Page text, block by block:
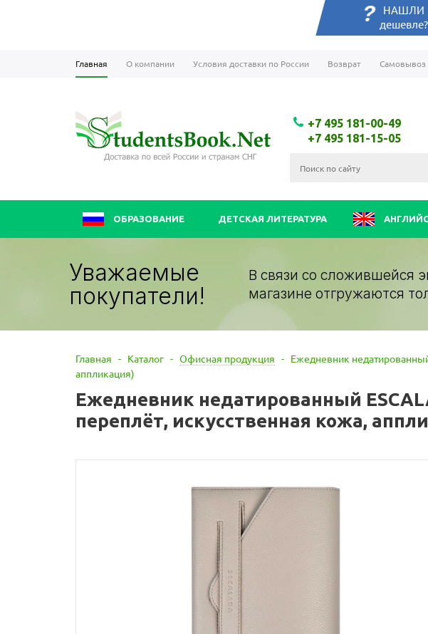
НАШЛИ
дешевле?
Главная О компании Условия доставки по России Возврат Самовывоз
+7 495 181-00-49
+7 495 181-15-05
ОБРАЗОВАНИЕ ДЕТСКАЯ ЛИТЕРАТУРА
Уважаемые
покупатели!
В связи со сложившейся
магазине отгружаются
Главная - Каталог - Офисная продукция - Ежедневник
аппликация)
Ежедневник недатированный
переплёт, искусственная кожа,